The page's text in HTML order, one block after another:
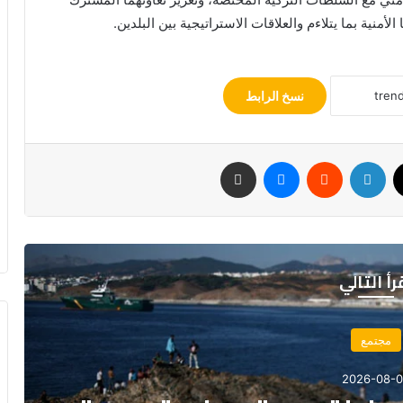
بما يتلاءم والعلاقات الاستراتيجية بين البلدين.
نسخ الرابط
لينكدإن ماسنجر
التالي
مجتمع
2026-08-07